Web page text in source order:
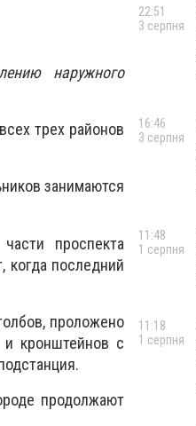
наружного
трех районов
занимаются
проспекта
последний
проложено
и кронштейнов с
продолжают
22:51
3 серпня
16:46
3 серпня
11:48
1 серпня
11:18
1 серпня